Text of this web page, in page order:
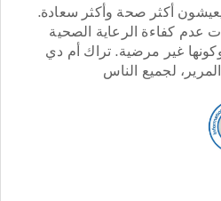
أكثر صحة وأكثر سعادة.
عدم كفاءة الرعاية الصحية
غير مرضية. تراك أم دي
لجميع الناس